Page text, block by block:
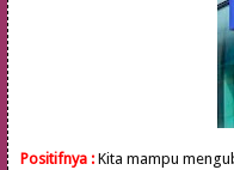
Positifnya : Kita mampu